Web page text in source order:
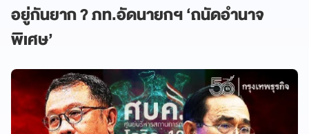
อยู่กันยาก ? ภท.อัดนายกฯ ‘ถนัดอำนาจ
พิเศษ’